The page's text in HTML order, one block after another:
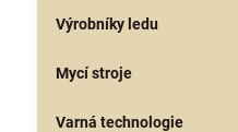
Výrobníky ledu
Mycí stroje
Varná technologie